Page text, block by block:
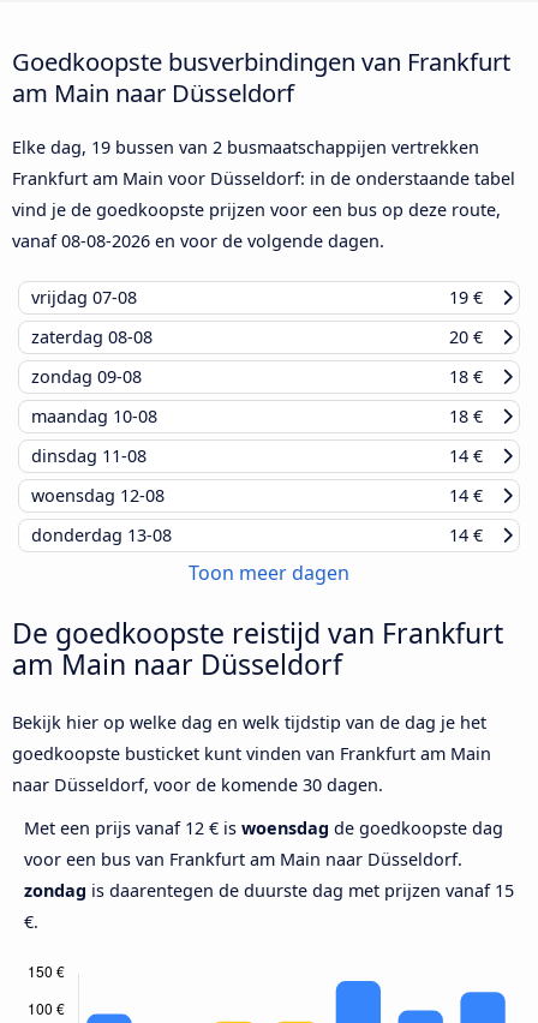
Goedkoopste busverbindingen van Frankfurt
am Main naar Düsseldorf
Elke dag, 19 bussen van 2 busmaatschappijen vertrekken
Frankfurt am Main voor Düsseldorf: in de onderstaande tabel
vind je de goedkoopste prijzen voor een bus op deze route,
vanaf08-08-2026 en voor de volgende dagen.
vrijdag 07-08
19 €
zaterdag 08-08
20 €
zondag 09-08
18 €
maandag 10-08
18 €
dinsdag 11-08
14 €
woensdag 12-08
14 €
donderdag 13-08 14 €
Toon meer dagen
De goedkoopste reistijd van Frankfurt
am Main naar Düsseldorf
Bekijk hier op welke dag en welk tijdstip van de dag je het
goedkoopste busticket kunt vinden van Frankfurt am Main
naar Düsseldorf, voor de komende 30 dagen.
Met een prijs vanaf 12 € is woensdag de goedkoopste dag
voor een bus van Frankfurt am Main naar Düsseldorf.
zondag is daarentegen de duurste dag met prijzen vanaf 15
€.